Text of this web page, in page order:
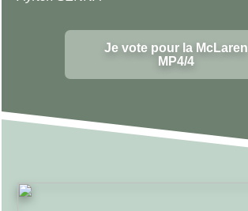
Je vote pour la McLaren
MP4/4